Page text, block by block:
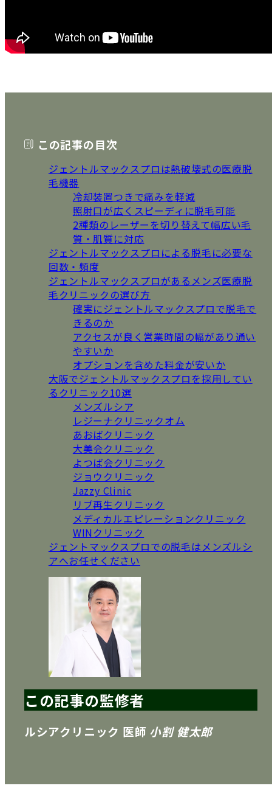
この記事の目次
ジェントルマックスプロは熱破壊式の医療脱
毛機器
冷却装置つきで痛みを軽減
照射口が広くスピーディに脱毛可能
2種類のレーザーを切り替えて幅広い毛
質・肌質に対応
ジェントルマックスプロによる脱毛に必要な
回数・頻度
ジェントルマックスプロがあるメンズ医療脱
毛クリニックの選び方
確実にジェントルマックスプロで脱毛で
きるのか
アクセスが良く営業時間の幅があり通い
やすいか
オプションを含めた料金が安いか
大阪でジェントルマックスプロを採用してい
るクリニック10選
メンズルシア
レジーナクリニックオム
あおばクリニック
大美会クリニック
よつば会クリニック
ジョウクリニック
Jazzy Clinic
リブ再生クリニック
メディカルエピレーションクリニック
WINクリニック
ジェントマックスプロでの脱毛はメンズルシ
アへお任せください
この記事の監修者
ルシアクリニック 医師 小割 健太郎